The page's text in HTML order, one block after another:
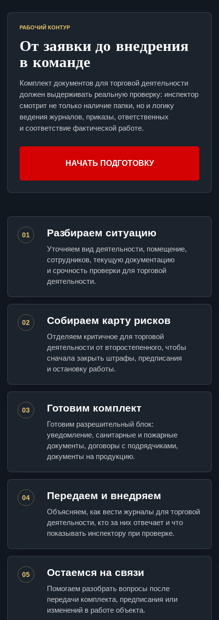
РАБОЧИЙ КОНТУР
От заявки до внедрения
в команде
Комплект документов для торговой деятельности
должен выдерживать реальную проверку: инспектор
смотрит не только наличие папки, но и логику
ведения журналов, приказы, ответственных
и соответствие фактической работе.
НАЧАТЬ ПОДГОТОВКУ
01 Разбираем ситуацию
Уточняем вид деятельности, помещение,
сотрудников, текущую документацию
и срочность проверки для торговой
деятельности.
02 Собираем карту рисков
Отделяем критичное для торговой
деятельности от второстепенного, чтобы
сначала закрыть штрафы, предписания
и остановку работы.
03 Готовим комплект
Готовим разрешительный блок:
уведомление, санитарные и пожарные
документы, договоры с подрядчиками,
документы на продукцию.
04 Передаем и внедряем
Объясняем, как вести журналы для торговой
деятельности, кто за них отвечает и что
показывать инспектору при проверке.
05 Остаемся на связи
Помогаем разобрать вопросы после
передачи комплекта, предписания или
изменений в работе объекта.